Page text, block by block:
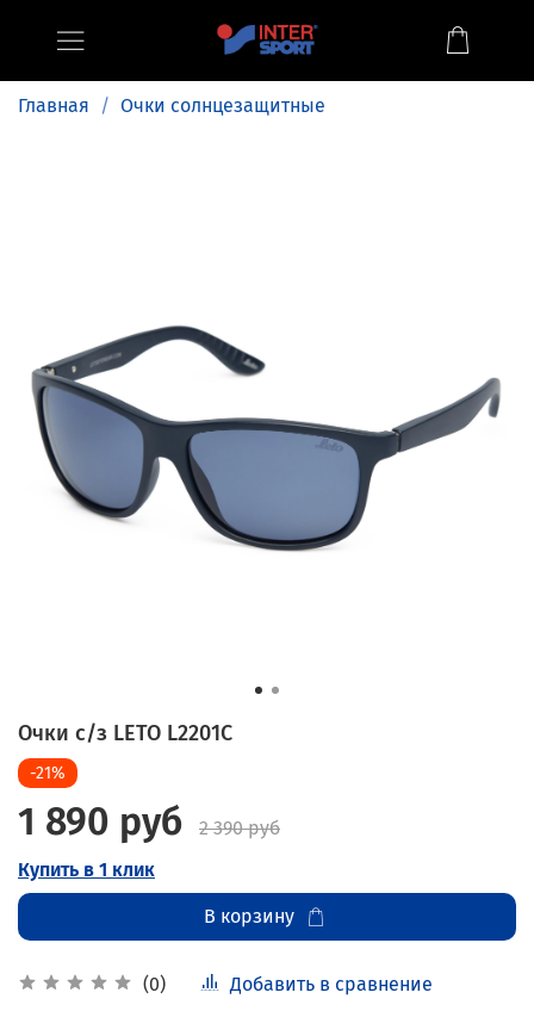
Главная Очки солнцезащитные
Очки с/з LETO L2201C
(0) Добавить в сравнение
-21%
1 890 руб
2 390 руб
Купить в 1 клик
В корзину